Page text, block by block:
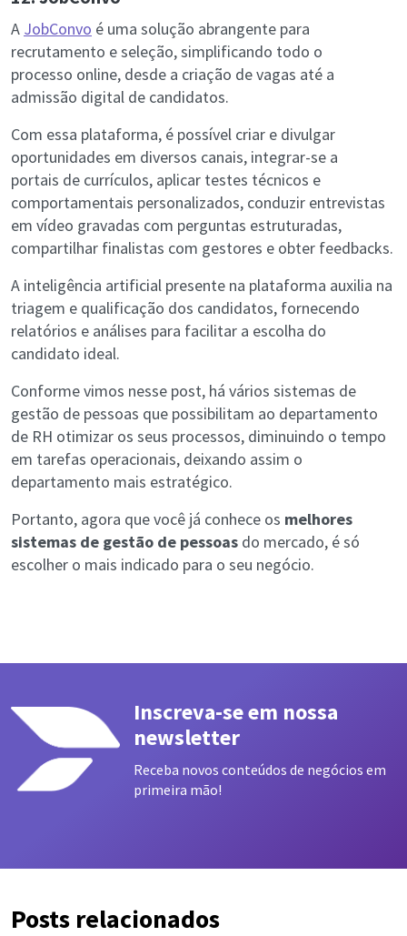
A JobConvo é uma solução abrangente para
recrutamento e seleção, simplificando todo o
processo online, desde a criação de vagas até a
admissão digital de candidatos.
Com essa plataforma, é possível criar e divulgar
oportunidades em diversos canais, integrar-se a
portais de currículos, aplicar testes técnicos e
comportamentais personalizados, conduzir entrevistas
em vídeo gravadas com perguntas estruturadas,
compartilhar finalistas com gestores e obter feedbacks.
A inteligência artificial presente na plataforma auxilia na
triagem e qualificação dos candidatos, fornecendo
relatórios e análises para facilitar a escolha do
candidato ideal.
Conforme vimos nesse post, há vários sistemas de
gestão de pessoas que possibilitam ao departamento
de RH otimizar os seus processos, diminuindo o tempo
em tarefas operacionais, deixando assim o
departamento mais estratégico.
Portanto, agora que você já conhece os melhores
sistemas de gestão de pessoas do mercado, é só
escolher o mais indicado para o seu negócio.
Inscreva-se em nossa
newsletter
Receba novos conteúdos de negócios em
primeira mão!
Posts relacionados